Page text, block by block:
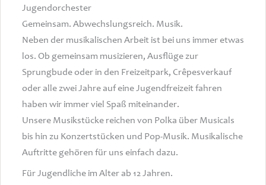
Jugendorchester
Gemeinsam. Abwechslungsreich. Musik.
Neben der musikalischen Arbeit ist bei uns immer etwas
los. Ob gemeinsam musizieren, Ausflüge zur
Sprungbude oder in den Freizeitpark, Crêpesverkauf
oder alle zwei Jahre auf eine Jugendfreizeit fahren
haben wir immer viel Spaß miteinander.
Unsere Musikstücke reichen von Polka über Musicals
bis hin zu Konzertstücken und Pop-Musik. Musikalische
Auftritte gehören für uns einfach dazu.
Für Jugendliche im Alter ab 12 Jahren.